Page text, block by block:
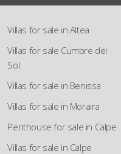
Villas for sale in Altea
Villas for sale Cumbre del
Sol
Villas for sale in Benissa
Villas for sale in Moraira
Penthouse for sale in Calpe
Villas for sale in Calpe